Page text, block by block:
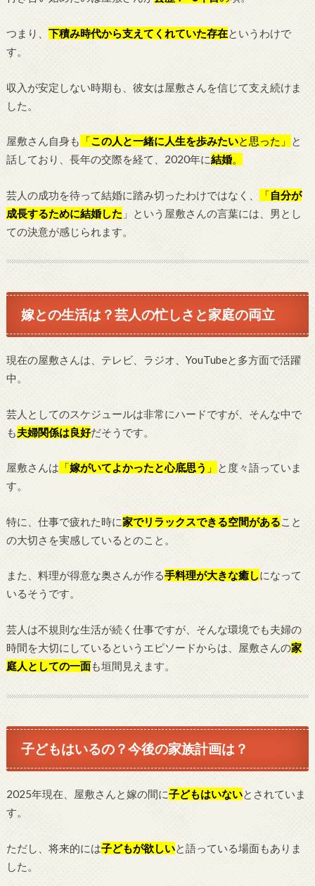
つまり、 下積み時代から支えてくれていた存在というわけで
す。
収入が安定しない時期も、彼女は屋敷さんを信じて支え続けま
した。
屋敷さん自身も 「この人と一緒に人生を歩みたいと思った」
と
話しており、長年の交際を経て、2020年に結婚。
芸人の成功を待って結婚に踏み切ったわけではなく、 「自分が
成長するために結婚した 」という屋敷さんの言葉には、男とし
ての決意が感じられます。
嫁との生活は？芸人の忙しさと家庭の両立
現在の屋敷さんは、テレビ、ラジオ、YouTubeと多方面で活躍
中。
芸人としてのスケジュールは非常にハードですが、そんな中で
も夫婦関係は良好だそうです。
屋敷さんは 「嫁がいてよかったと心底思う 」
と度々語っていま
す。
特に、仕事で疲れた時に家でリラックスできる空間があること
の大切さを実感しているとのこと。
また、料理が得意な奥さんが作る手料理が大きな癒しになって
いるそうです。
芸人は不規則な生活が続く仕事ですが、そんな環境でも夫婦の
時間を大切にしているというエピソードからは、屋敷さんの家
庭人としての一面も垣間見えます。
子どもはいるの？今後の家族計画は？
2025年現在、屋敷さんと嫁の間に子どもはいないとされていま
す。
ただし、将来的には子どもが欲しいと語っている場面もありま
した。